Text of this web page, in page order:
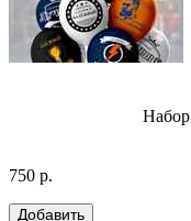
750 р.